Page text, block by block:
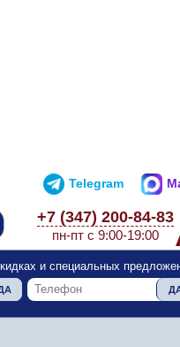
Telegram
+7 (347) 200-84-83
пн-пт с 9:00-19:00
и специальных